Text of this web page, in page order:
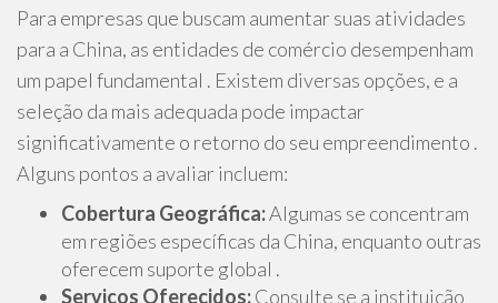
Para empresas que buscam aumentar suas atividades
para a China, as entidades de comércio desempenham
um papel fundamental . Existem diversas opções, e a
seleção da mais adequada pode impactar
significativamente o retorno do seu empreendimento .
Alguns pontos a avaliar incluem:
Cobertura Geográfica:Algumas se concentram
em regiões específicas da China, enquanto outras
oferecem suporte global .
Serviços Oferecidos:Consulte se a instituição